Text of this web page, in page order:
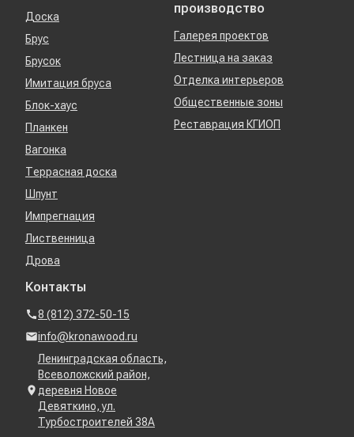
Доска
Брус
Брусок
Имитация бруса
Блок-хаус
Планкен
Вагонка
Террасная доска
Шпунт
Импрегнация
Лиственница
Дрова
производство
Галерея проектов
Лестница на заказ
Отделка интерьеров
Общественные зоны
Реставрация КГИОП
Контакты
8 (812) 372-50-15
info@kronawood.ru
Ленинградская область,
Всеволожский район,
деревня Новое
Девяткино, ул.
Турбостроителей 38А